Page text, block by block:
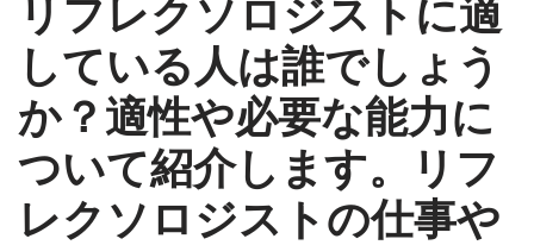
リフレクソロジストに適
している人は誰でしょう
か？適性や必要な能力に
ついて紹介します。リフ
レクソロジストの仕事や